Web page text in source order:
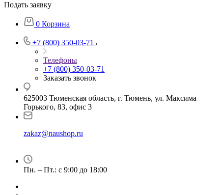
Подать заявку
0 Корзина
+7 (800) 350-03-71
Телефоны
+7 (800) 350-03-71
Заказать звонок
625003 Тюменская область, г. Тюмень, ул. Максима
Горького, 83, офис 3
zakaz@naushop.ru
Пн. – Пт.: с 9:00 до 18:00